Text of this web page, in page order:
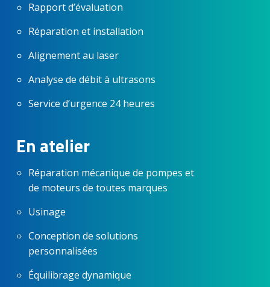
Rapport d’évaluation
Réparation et installation
Alignement au laser
Analyse de débit à ultrasons
Service d’urgence 24 heures
En atelier
Réparation mécanique de pompes et
de moteurs de toutes marques
Usinage
Conception de solutions
personnalisées
Équilibrage dynamique